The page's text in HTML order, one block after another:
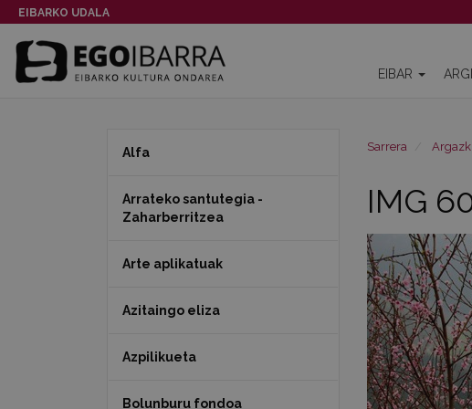
EIBARKO UDALA
EIBAR
Sarrera
IMG
Alfa
Arrateko santutegia -
Zaharberritzea
Arte aplikatuak
Azitaingo eliza
Azpilikueta
Bolunburu fondoa